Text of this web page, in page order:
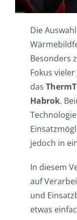
Die
Besonders
Fokus
das
Habrok.
jedoch in
In diesem
auf
und
etwas